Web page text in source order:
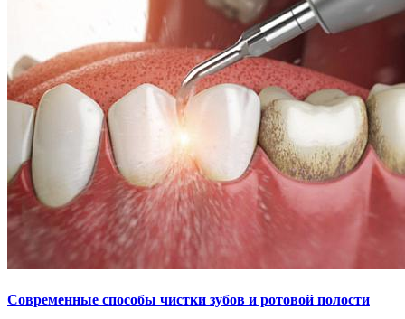
Современные способы чистки зубов и ротовой полости